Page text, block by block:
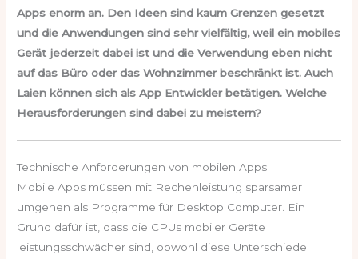
Apps enorm an. Den Ideen sind kaum Grenzen gesetzt
und die Anwendungen sind sehr vielfältig, weil ein mobiles
Gerät jederzeit dabei ist und die Verwendung eben nicht
auf das Büro oder das Wohnzimmer beschränkt ist. Auch
Laien können sich als App Entwickler betätigen. Welche
Herausforderungen sind dabei zu meistern?
Technische Anforderungen von mobilen Apps
Mobile Apps müssen mit Rechenleistung sparsamer
umgehen als Programme für Desktop Computer. Ein
Grund dafür ist, dass die CPUs mobiler Geräte
leistungsschwächer sind, obwohl diese Unterschiede